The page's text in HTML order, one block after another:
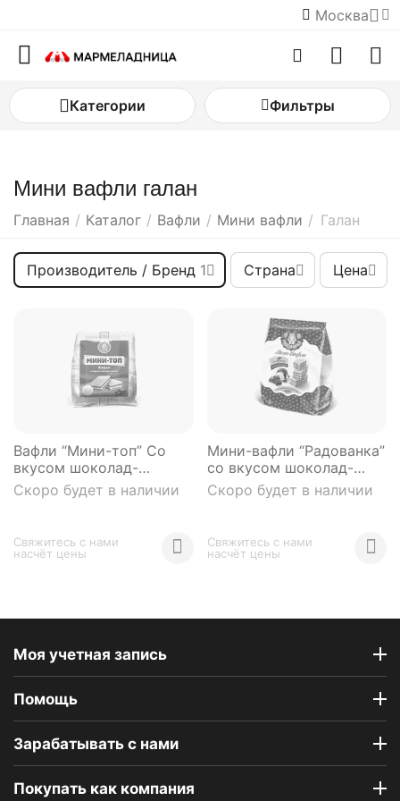
Москва
Категории Фильтры
Мини вафли галан
Главная / Каталог / Вафли / Мини вафли / Галан
Производитель / Бренд 1 Страна Цена
Вафли “Мини-топ” Со
вкусом шоколад-
пломбир Галан 240 г.
Скоро будет в наличии
Свяжитесь с нами
насчёт цены
Мини-вафли “Радованка”
со вкусом шоколад-
пломбир Галан 240 г
Скоро будет в наличии
Свяжитесь с нами
насчёт цены
Моя учетная запись
Помощь
Зарабатывать с нами
Покупать как компания